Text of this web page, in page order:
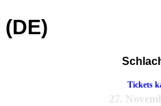
(DE)
Tickets
27.